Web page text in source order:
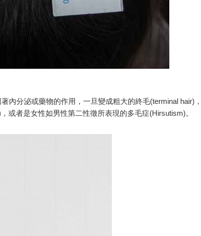
內分泌或藥物的作用，一旦變成粗大的終毛(terminal hair)
或者是女性如男性第二性徵所表現的多毛症(Hirsutism)。